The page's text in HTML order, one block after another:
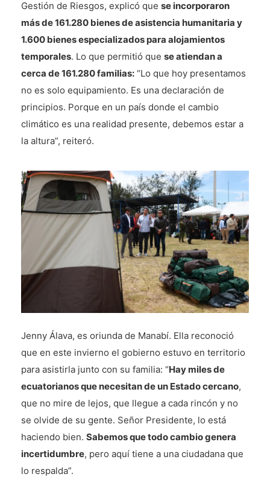
Gestión de Riesgos, explicó que se incorporaron
más de 161.280 bienes de asistencia humanitaria y
1.600 bienes especializados para alojamientos
temporales. Lo que permitió que se atiendan a
cerca de 161.280 familias: “Lo que hoy presentamos
no es solo equipamiento. Es una declaración de
principios. Porque en un país donde el cambio
climático es una realidad presente, debemos estar a
la altura”, reiteró.
Jenny Álava, es oriunda de Manabí. Ella reconoció
que en este invierno el gobierno estuvo en territorio
para asistirla junto con su familia: “Hay miles de
ecuatorianos que necesitan de un Estado cercano,
que no mire de lejos, que llegue a cada rincón y no
se olvide de su gente. Señor Presidente, lo está
haciendo bien. Sabemos que todo cambio genera
incertidumbre, pero aquí tiene a una ciudadana que
lo respalda”.